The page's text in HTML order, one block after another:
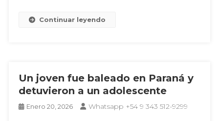
Continuar leyendo
Un joven fue baleado en Paraná y
detuvieron a un adolescente
Enero 20, 2026 Whatsapp +54 9 343 512-9299